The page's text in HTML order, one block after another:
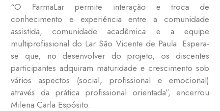
“O FarmaLar permite interação e troca de
conhecimento e experiência entre a comunidade
assistida, comunidade acadêmica e a equipe
multiprofissional do Lar São Vicente de Paula. Espera-
se que, no desenvolver do projeto, os discentes
participantes adquiram maturidade e crescimento sob
vários aspectos (social, profissional e emocional)
através da prática profissional orientada”, encerrou
Milena Carla Espósito.